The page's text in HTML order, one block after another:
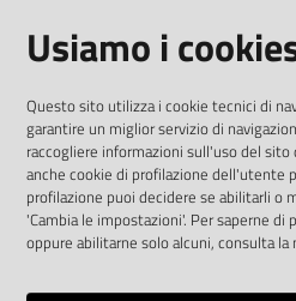
AMMINISTRAZIONE TRASPARENTE
Vai alla pagina
Media Policy
Usiamo i
Questo sito utilizza i cookie tecnici di
garantire un miglior servizio di
raccogliere informazioni sull'uso del
anche cookie di profilazione dell'utente
profilazione puoi decidere se abilitarli o
'Cambia le impostazioni'. Per saperne di
oppure abilitarne solo alcuni, consulta la